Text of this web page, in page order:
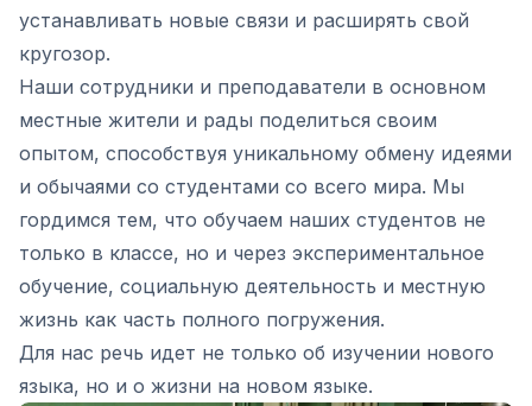
устанавливать новые связи и расширять свой
кругозор.
Наши сотрудники и преподаватели в основном
местные жители и рады поделиться своим
опытом, способствуя уникальному обмену идеями
и обычаями со студентами со всего мира. Мы
гордимся тем, что обучаем наших студентов не
только в классе, но и через экспериментальное
обучение, социальную деятельность и местную
жизнь как часть полного погружения.
Для нас речь идет не только об изучении нового
языка, но и о жизни на новом языке.